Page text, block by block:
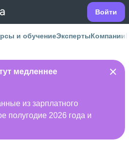
Войти
и обучениеЭкспертыКомпании
медленнее
из зарплатного
полугодие 2026 года и